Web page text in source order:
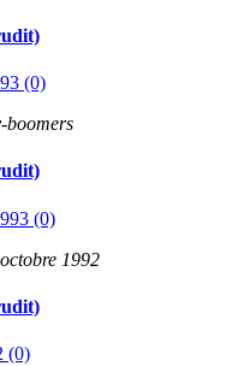
(0)
boomers
(0)
1992
(0)